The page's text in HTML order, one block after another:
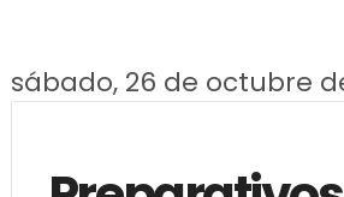
sábado, 26 de octubre